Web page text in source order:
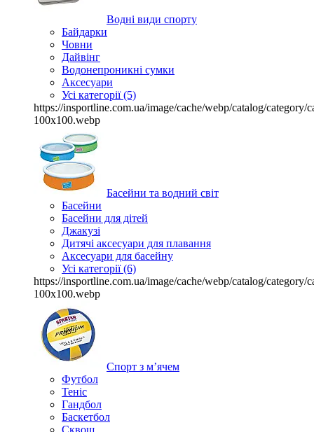
Водні види спорту
Байдарки
Човни
Дайвінг
Водонепроникні сумки
Аксесуари
Усі категорії (5)
https://insportline.com.ua/image/cache/webp/catalog/category/
100x100.webp
Басейни та водний світ
Басейни
Басейни для дітей
Джакузі
Дитячі аксесуари для плавання
Аксесуари для басейну
Усі категорії (6)
https://insportline.com.ua/image/cache/webp/catalog/category/
100x100.webp
Спорт з м’ячем
Футбол
Теніс
Гандбол
Баскетбол
Сквош